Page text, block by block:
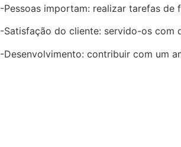
-Pessoas importam: realizar tarefas de
-Satisfação do cliente: servido-os com
-Desenvolvimento: contribuir com um